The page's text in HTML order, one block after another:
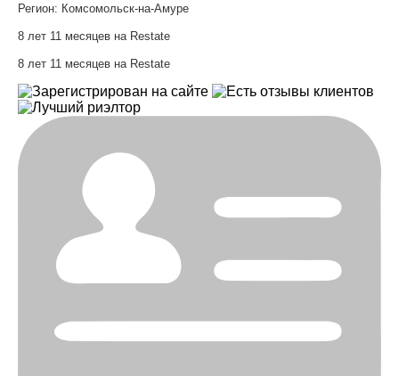
Регион: Комсомольск-на-Амуре
8 лет 11 месяцев на Restate
8 лет 11 месяцев на Restate